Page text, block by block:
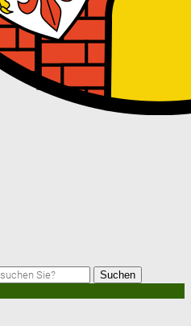
Suchen